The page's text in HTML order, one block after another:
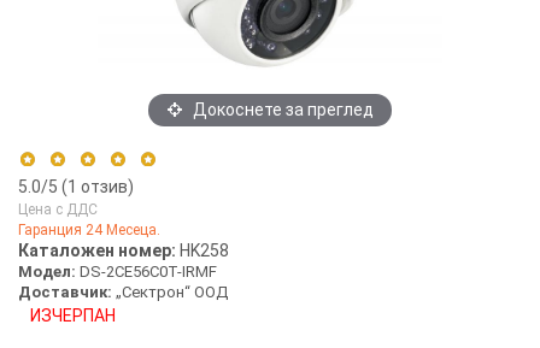
Докоснете за преглед
5.0/5 (1 отзив)
5 stars
100%
4 stars
3 stars
Цена с ДДС
Гаранция 24 Месеца.
Каталожен номер: HK258
Модел: DS-2CE56C0T-IRMF
Доставчик: „Сектрон“ ООД
ИЗЧЕРПАН